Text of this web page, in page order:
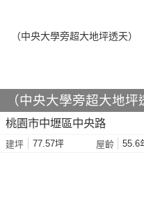
（中央大學旁超大地坪
桃園市中壢區中央路
建坪 77.57坪 屋齡 55.6